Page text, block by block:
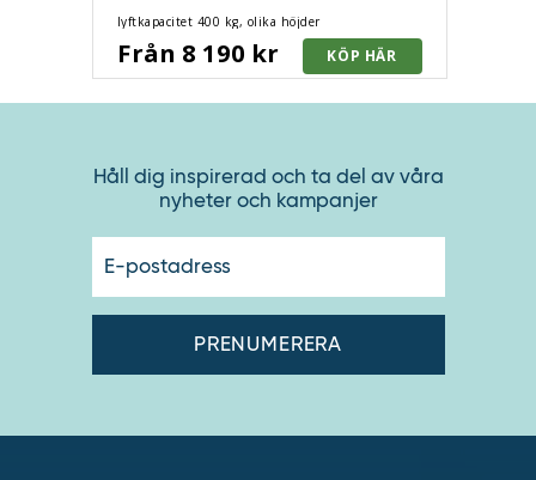
lyftkapacitet 400 kg, olika höjder
Från 8 190 kr
Håll dig inspirerad och ta del av våra
nyheter och kampanjer